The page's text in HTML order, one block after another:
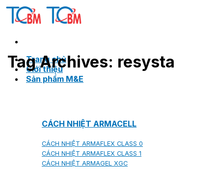
Skip
Trang chủ
Giới thiệu
Sản phẩm M&E
CÁCH NHIỆT ARMACELL
CÁCH NHIỆT ARMAFLEX CLASS 0
CÁCH NHIỆT ARMAFLEX CLASS 1
CÁCH NHIỆT ARMAGEL XGC
Tag Archives: resysta